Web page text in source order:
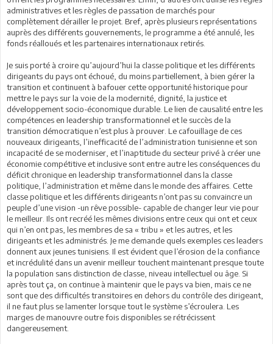
administratives et les règles de passation de marchés pour
complètement dérailler le projet. Bref, après plusieurs représentations
auprès des différents gouvernements, le programme a été annulé, les
fonds réalloués et les partenaires internationaux retirés.
Je suis porté à croire qu’aujourd’hui la classe politique et les différents
dirigeants du pays ont échoué, du moins partiellement, à bien gérer la
transition et continuent à bafouer cette opportunité historique pour
mettre le pays sur la voie de la modernité, dignité, la justice et
développement socio-économique durable. Le lien de causalité entre les
compétences en leadership transformationnel et le succès de la
transition démocratique n’est plus à prouver. Le cafouillage de ces
nouveaux dirigeants, l’inefficacité de l’administration tunisienne et son
incapacité de se moderniser, et l’inaptitude du secteur privé à créer une
économie compétitive et inclusive sont entre autre les conséquences du
déficit chronique en leadership transformationnel dans la classe
politique, l’administration et même dans le monde des affaires. Cette
classe politique et les différents dirigeants n’ont pas su convaincre un
peuple d’une vision -un rêve possible- capable de changer leur vie pour
le meilleur. Ils ont recréé les mêmes divisions entre ceux qui ont et ceux
qui n’en ont pas, les membres de sa « tribu » et les autres, et les
dirigeants et les administrés. Je me demande quels exemples ces leaders
donnent aux jeunes tunisiens. Il est évident que l’érosion de la confiance
et incrédulité dans un avenir meilleur touchent maintenant presque toute
la population sans distinction de classe, niveau intellectuel ou âge. Si
après tout ça, on continue à maintenir que le pays va bien, mais ce ne
sont que des difficultés transitoires en dehors du contrôle des dirigeant,
il ne faut plus se lamenter lorsque tout le système s’écroulera. Les
marges de manouvre outre fois disponibles se rétrécissent
dangereusement.